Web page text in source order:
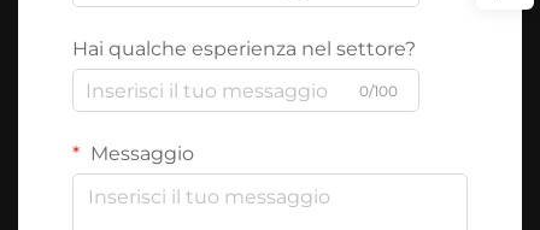
Hai qualche esperienza nel settore?
0/100
Messaggio